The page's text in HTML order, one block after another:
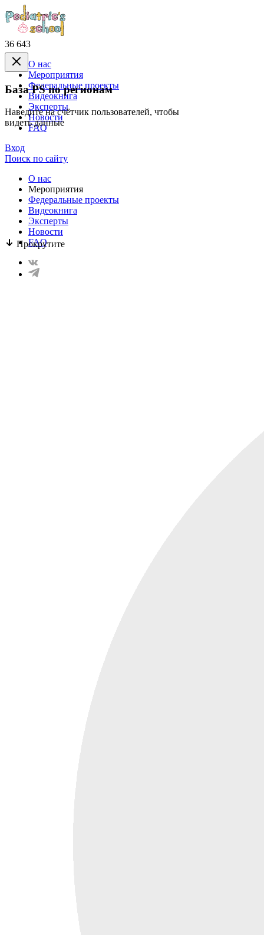
36 643
База PS по регионам
Наведите на счётчик пользователей, чтобы
видеть данные
Прокрутите
О нас
Mероприятия
Федеральные проекты
Видеокнига
Эксперты
Новости
FAQ
Вход
Поиск по сайту
О нас
Mероприятия
Федеральные проекты
Видеокнига
Эксперты
Новости
FAQ